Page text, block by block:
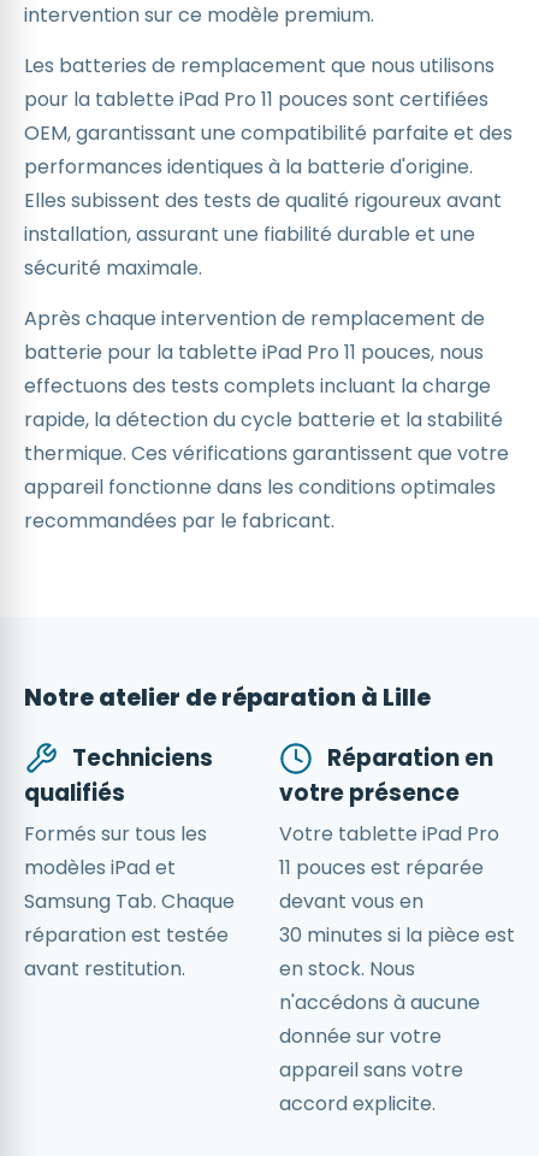
intervention sur ce modèle premium.
Les batteries de remplacement que nous utilisons
pour la tablette iPad Pro 11 pouces sont certifiées
OEM, garantissant une compatibilité parfaite et des
performances identiques à la batterie d'origine.
Elles subissent des tests de qualité rigoureux avant
installation, assurant une fiabilité durable et une
sécurité maximale.
Après chaque intervention de remplacement de
batterie pour la tablette iPad Pro 11 pouces, nous
effectuons des tests complets incluant la charge
rapide, la détection du cycle batterie et la stabilité
thermique. Ces vérifications garantissent que votre
appareil fonctionne dans les conditions optimales
recommandées par le fabricant.
Notre atelier de réparation à Lille
Techniciens
qualifiés
Formés sur tous les
modèles iPad et
Samsung Tab. Chaque
réparation est testée
avant restitution.
Réparation en
votre présence
Votre tablette iPad Pro
11 pouces est réparée
devant vous en
30 minutes si la pièce est
en stock. Nous
n'accédons à aucune
donnée sur votre
appareil sans votre
accord explicite.